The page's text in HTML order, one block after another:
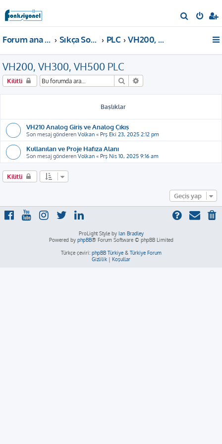
r
Forum ana sayfa Sıkça Sorulan Sorular PLC VH200, VH300, VH500 PLC
VH200, VH300, VH500 PLC
Kilitli Ara
Başlıklar
VH210 Analog Giriş ve Analog Çıkış
Son mesaj gönderen Volkan « Prş Eki 23, 2025 2:12 pm
Kullanılan ve Proje Hafıza Alanı
Son mesaj gönderen Volkan « Prş Nis 10, 2025 9:16 am
Kilitli
Geçiş yap
ProLight Style by Ian Bradley
Powered by phpBB® Forum Software © phpBB Limited
Türkçe çeviri: phpBB Türkiye& Türkiye Forum
Gizlilik | Koşullar